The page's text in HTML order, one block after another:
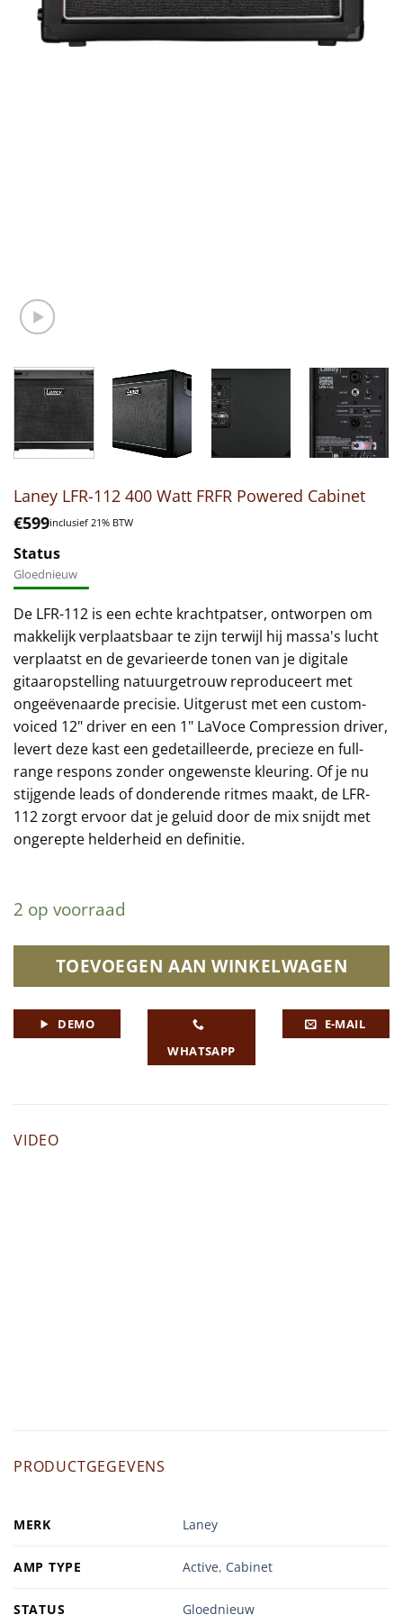
Laney LFR-112 400 Watt FRFR Powered Cabinet
€599inclusief 21% BTW
Status
Gloednieuw
De LFR-112 is een echte krachtpatser, ontworpen om
makkelijk verplaatsbaar te zijn terwijl hij massa's lucht
verplaatst en de gevarieerde tonen van je digitale
gitaaropstelling natuurgetrouw reproduceert met
ongeëvenaarde precisie. Uitgerust met een custom-
voiced 12" driver en een 1" LaVoce Compression driver,
levert deze kast een gedetailleerde, precieze en full-
range respons zonder ongewenste kleuring. Of je nu
stijgende leads of donderende ritmes maakt, de LFR-
112 zorgt ervoor dat je geluid door de mix snijdt met
ongerepte helderheid en definitie.
2 op voorraad
TOEVOEGEN AAN WINKELWAGEN
DEMO
WHATSAPP
E-MAIL
VIDEO
PRODUCTGEGEVENS
MERK Laney
AMP TYPE Active, Cabinet
STATUS Gloednieuw